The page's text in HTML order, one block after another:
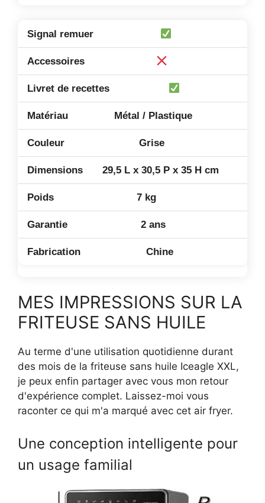
Métal / Plastique
Grise
29,5 L x 30,5 P x 35 H cm
7 kg
2 ans
Chine
MES IMPRESSIONS SUR LA
FRITEUSE SANS HUILE
Au terme d'une utilisation quotidienne durant
des mois de la friteuse sans huile Iceagle XXL,
je peux enfin partager avec vous mon retour
d'expérience complet. Laissez-moi vous
raconter ce qui m'a marqué avec cet air fryer.
Une conception intelligente pour
un usage familial